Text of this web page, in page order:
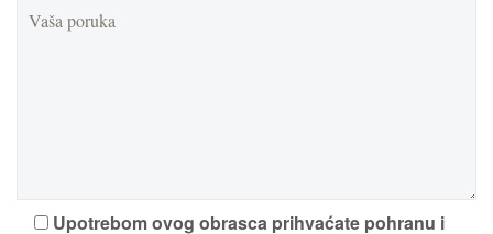
Upotrebom ovog obrasca prihvaćate pohranu i